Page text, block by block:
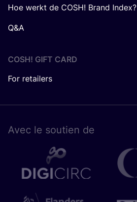
Hoe werkt de COSH! Brand Index?
Q&A
COSH! GIFT CARD
For retailers
Avec le sou­tien de